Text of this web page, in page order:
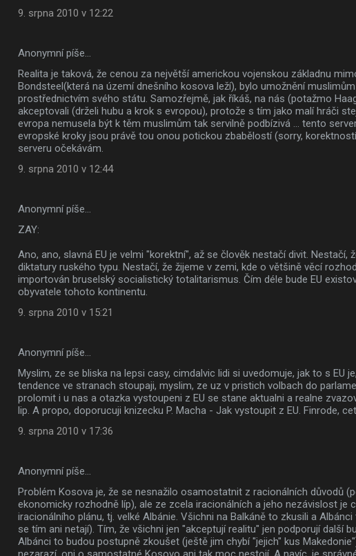
9. srpna 2010 v 12:22
Anonymní píše…
Realita je taková, že cenou za největší americkou vojenskou základnu
Bondsteel(která na území dnešního kosova leží), bylo umožnění
prostřednictvím svého státu. Samozřejmě, jak říkáš, na nás (potažmo
akceptovali (drželi hubu a krok s evropou), protože s tím jako malí hráči
evropa nemusela být k těm muslimům tak servilně podbízivá ... tento
evropské kroky jsou právě tou onou potickou zbabělostí (sorry,
serveru očekávám.
9. srpna 2010 v 12:44
Anonymní píše…
ZAY:
Ano, ano, slavná EU je velmi "korektní", až se člověk nestačí divit. Nestačí,
diktatury ruského typu. Nestačí, že žijeme v zemi, kde o většině věcí
importován bruselský socialistický totalitarismus. Čím déle bude EU
obyvatele tohoto kontinentu.
9. srpna 2010 v 15:21
Anonymní píše…
Myslim, ze se bliska na lepsi casy, cimdalvic lidi si uvedomuje, jak to s EU
tendence ve stranach stoupaji, myslim, ze uz v pristich volbach do
prolomit i u nas a otazka vystoupeni z EU se stane aktualni a realne
lip. A propo, doporucuji knizecku P. Macha - Jak vystoupit z EU. Finrode,
9. srpna 2010 v 17:36
Anonymní píše…
Problém Kosova je, že se nesnažilo osamostatnit z racionálních důvodů
ekonomicky rozhodně líp), ale ze zcela iracionálních a jeho nezávislost je
iracionálního plánu, tj. velké Albánie. Všichni na Balkáně to zkusili a
se tím ani netají). Tím, že všichni jen "akceptují realitu" jen podporují další
Albánci to budou postupně zkoušet (ještě jim chybí "jejich" kus